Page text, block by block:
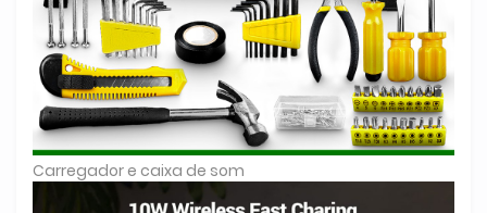
Carregador e caixa de som